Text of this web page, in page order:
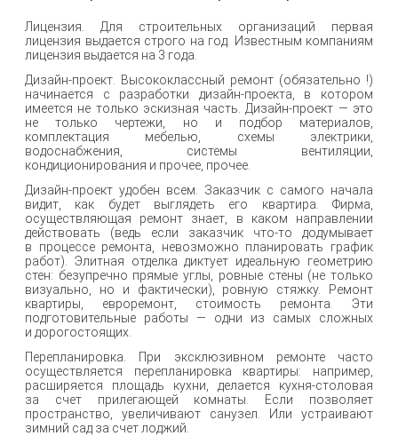
Лицензия. Для строительных организаций первая
лицензия выдается строго на год. Известным компаниям
лицензия выдается на 3 года.
Дизайн-проект. Высококлассный ремонт (обязательно !)
начинается с разработки дизайн-проекта, в котором
имеется не только эскизная часть. Дизайн-проект — это
не только чертежи, но и подбор материалов,
комплектация мебелью, схемы электрики,
водоснабжения, системы вентиляции,
кондиционирования и прочее, прочее.
Дизайн-проект удобен всем. Заказчик с самого начала
видит, как будет выглядеть его квартира. Фирма,
осуществляющая ремонт знает, в каком направлении
действовать (ведь если заказчик что-то додумывает
в процессе ремонта, невозможно планировать график
работ). Элитная отделка диктует идеальную геометрию
стен: безупречно прямые углы, ровные стены (не только
визуально, но и фактически), ровную стяжку. Ремонт
квартиры, евроремонт, стоимость ремонта. Эти
подготовительные работы — одни из самых сложных
и дорогостоящих.
Перепланировка. При эксклюзивном ремонте часто
осуществляется перепланировка квартиры: например,
расширяется площадь кухни, делается кухня-столовая
за счет прилегающей комнаты. Если позволяет
пространство, увеличивают санузел. Или устраивают
зимний сад за счет лоджий.